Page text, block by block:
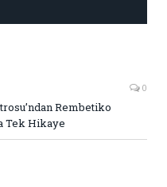
0
Rembetiko
Tek Hikaye